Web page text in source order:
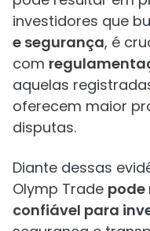
investidores que
e segurança, é
com
aquelas
oferecem maior
disputas.
Diante dessas
Olymp Trade pode
confiável para